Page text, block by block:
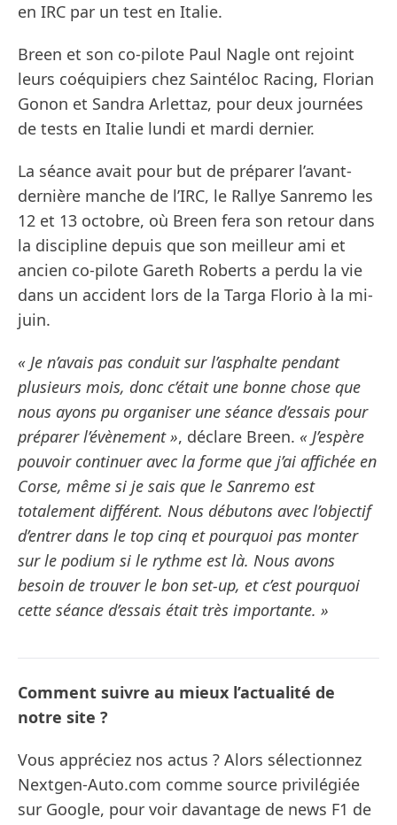
en IRC par un test en Italie.
Breen et son co-pilote Paul Nagle ont rejoint
leurs coéquipiers chez Saintéloc Racing, Florian
Gonon et Sandra Arlettaz, pour deux journées
de tests en Italie lundi et mardi dernier.
La séance avait pour but de préparer l’avant-
dernière manche de l’IRC, le Rallye Sanremo les
12 et 13 octobre, où Breen fera son retour dans
la discipline depuis que son meilleur ami et
ancien co-pilote Gareth Roberts a perdu la vie
dans un accident lors de la Targa Florio à la mi-
juin.
« Je n’avais pas conduit sur l’asphalte pendant
plusieurs mois, donc c’était une bonne chose que
nous ayons pu organiser une séance d’essais pour
préparer l’évènement », déclare Breen. « J’espère
pouvoir continuer avec la forme que j’ai affichée en
Corse, même si je sais que le Sanremo est
totalement différent. Nous débutons avec l’objectif
d’entrer dans le top cinq et pourquoi pas monter
sur le podium si le rythme est là. Nous avons
besoin de trouver le bon set-up, et c’est pourquoi
cette séance d’essais était très importante. »
Comment suivre au mieux l’actualité de
notre site ?
Vous appréciez nos actus ? Alors sélectionnez
Nextgen-Auto.com comme source privilégiée
sur Google, pour voir davantage de news F1 de